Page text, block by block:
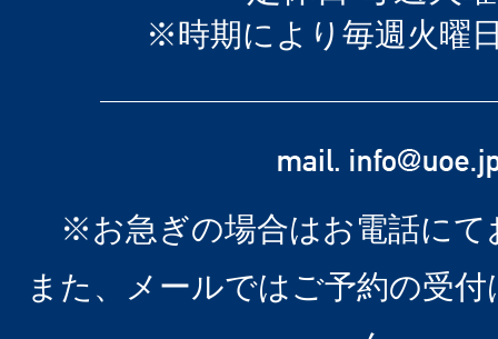
※時期により毎週火曜
※お急ぎの場合はお電話にて
また、メールではご予約の受